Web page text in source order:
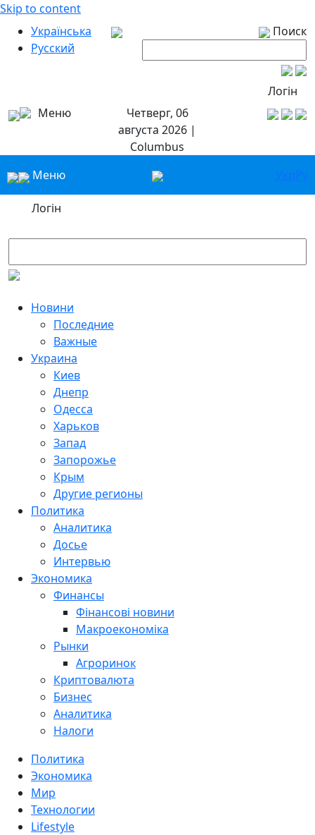
Skip to content
Українська
Русский
Поиск
Логін
Меню
Четверг, 06
августа 2026 |
Columbus
Меню
УкрРу
Логін
Новини
Последние
Важные
Украина
Киев
Днепр
Одесса
Харьков
Запад
Запорожье
Крым
Другие регионы
Политика
Аналитика
Досье
Интервью
Экономика
Финансы
Фінансові новини
Макроекономіка
Рынки
Агроринок
Криптовалюта
Бизнес
Аналитика
Налоги
Политика
Экономика
Мир
Технологии
Lifestyle